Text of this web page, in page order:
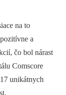
na to
a
čo bol nárast
Comscore
unikátnych